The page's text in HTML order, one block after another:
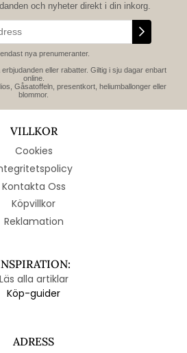
och nyheter direkt i din inkorg.
nya prenumeranter.
eller rabatter. Giltig i sju dagar enbart
online.
Gåsatoffeln, presentkort, heliumballonger eller
blommor.
VILLKOR
Cookies
Kontakta Oss
Köpvillkor
Reklamation
Läs alla artiklar
Köp-guider
ADRESS